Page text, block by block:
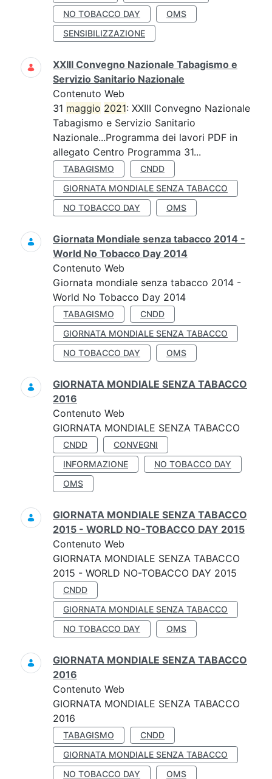
NO TOBACCO DAY
OMS
SENSIBILIZZAZIONE
XXIII Convegno Nazionale Tabagismo e
Servizio Sanitario Nazionale
Contenuto Web
31 maggio 2021: XXIII Convegno Nazionale
Tabagismo e Servizio Sanitario
Nazionale...Programma dei lavori PDF in
allegato Centro Programma 31...
TABAGISMO
CNDD
GIORNATA MONDIALE SENZA TABACCO
NO TOBACCO DAY
OMS
Giornata Mondiale senza tabacco 2014 -
World No Tobacco Day 2014
Contenuto Web
Giornata mondiale senza tabacco 2014 -
World No Tobacco Day 2014
TABAGISMO
CNDD
GIORNATA MONDIALE SENZA TABACCO
NO TOBACCO DAY
OMS
GIORNATA MONDIALE SENZA TABACCO
2016
Contenuto Web
GIORNATA MONDIALE SENZA TABACCO
CNDD
CONVEGNI
INFORMAZIONE
NO TOBACCO DAY
OMS
GIORNATA MONDIALE SENZA TABACCO
2015 - WORLD NO-TOBACCO DAY 2015
Contenuto Web
GIORNATA MONDIALE SENZA TABACCO
2015 - WORLD NO-TOBACCO DAY 2015
CNDD
GIORNATA MONDIALE SENZA TABACCO
NO TOBACCO DAY
OMS
GIORNATA MONDIALE SENZA TABACCO
2016
Contenuto Web
GIORNATA MONDIALE SENZA TABACCO
2016
TABAGISMO
CNDD
GIORNATA MONDIALE SENZA TABACCO
NO TOBACCO DAY
OMS